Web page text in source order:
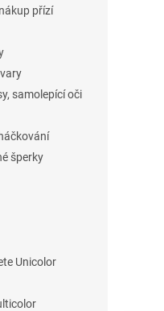
přízí
samolepící oči
šperky
Unicolor